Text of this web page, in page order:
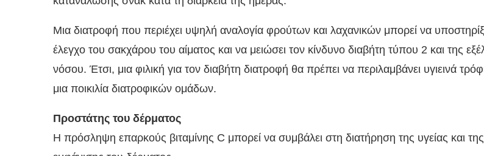
Μια διατροφή που περιέχει υψηλή αναλογία φρούτων και λαχανικών μπορεί να
έλεγχο του σακχάρου του αίματος και να μειώσει τον κίνδυνο διαβήτη τύπου 2 και της
νόσου. Έτσι, μια φιλική για τον διαβήτη διατροφή θα πρέπει να περιλαμβάνει υγιεινά
μια ποικιλία διατροφικών ομάδων.
Προστάτης του δέρματος
Η πρόσληψη επαρκούς βιταμίνης C μπορεί να συμβάλει στη διατήρηση της υγείας και της